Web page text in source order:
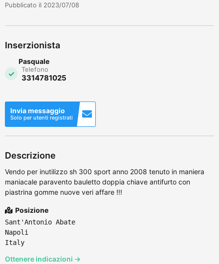
Pubblicato il 2023/07/08
Inserzionista
Pasquale
Telefono
3314781025
Invia messaggio
Solo per utenti registrati
Descrizione
Vendo per inutilizzo sh 300 sport anno 2008 tenuto in maniera
maniacale paravento bauletto doppia chiave antifurto con
piastrina gomme nuove veri affare !!!
Posizione
Sant'Antonio Abate
Napoli
Italy
Ottenere indicazioni →